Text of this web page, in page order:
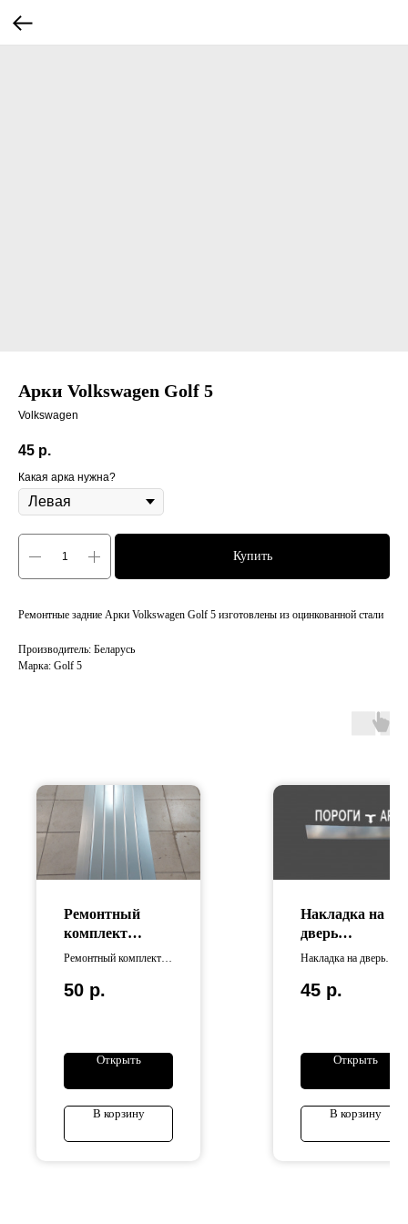
Арки Volkswagen Golf 5
Volkswagen
45 р.
Какая арка нужна?
Купить
Ремонтные задние Арки Volkswagen Golf 5 изготовлены из оцинкованной стали
Производитель: Беларусь
Марка: Golf 5
Ремонтный
комплект
днища кузова
Ремонтный комплект
изготовлен из
ширина — 50 см.
50 р.
Открыть
В корзину
Накладка на
дверь
универсальная
Накладка на дверь
изготовлена из
45 р.
Открыть
В корзину